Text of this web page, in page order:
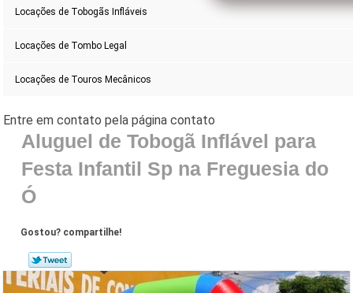
Locações de Tobogãs Infláveis
Locações de Tombo Legal
Locações de Touros Mecânicos
Aluguel de Tobogã Inflável para
Festa Infantil Sp na Freguesia do
Ó
Gostou? compartilhe!